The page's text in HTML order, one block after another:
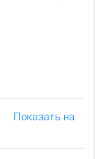
Показать на